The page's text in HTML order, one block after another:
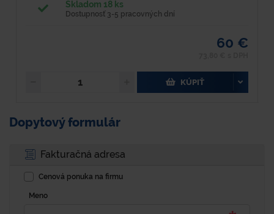
Skladom 18 ks
Dostupnosť 3-5 pracovných dní
60 €
KÚPIŤ
Dopytový formulár
Fakturačná adresa
Cenová ponuka na firmu
Meno